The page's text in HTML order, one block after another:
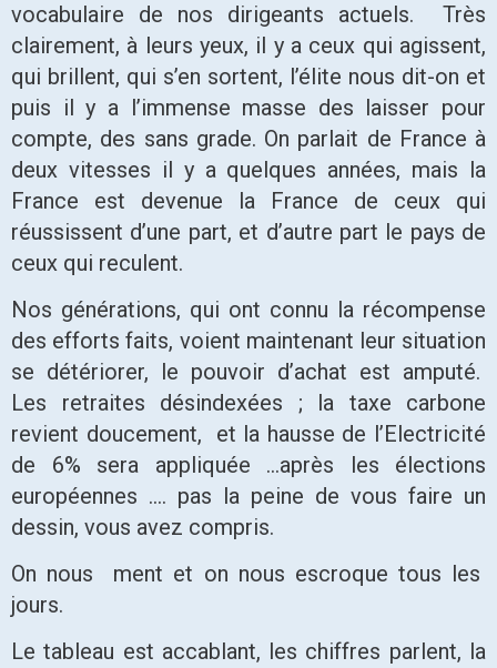
vocabulaire de nos dirigeants actuels. Très
clairement, à leurs yeux, il y a ceux qui agissent,
qui brillent, qui s’en sortent, l’élite nous dit-on et
puis il y a l’immense masse des laisser pour
compte, des sans grade. On parlait de France à
deux vitesses il y a quelques années, mais la
France est devenue la France de ceux qui
réussissent d’une part, et d’autre part le pays de
ceux qui reculent.
Nos générations, qui ont connu la récompense
des efforts faits, voient maintenant leur situation
se détériorer, le pouvoir d’achat est amputé.
Les retraites désindexées ; la taxe carbone
revient doucement, et la hausse de l’Electricité
de 6% sera appliquée …après les élections
européennes …. pas la peine de vous faire un
dessin, vous avez compris.
On nous ment et on nous escroque tous les
jours.
Le tableau est accablant, les chiffres parlent, la